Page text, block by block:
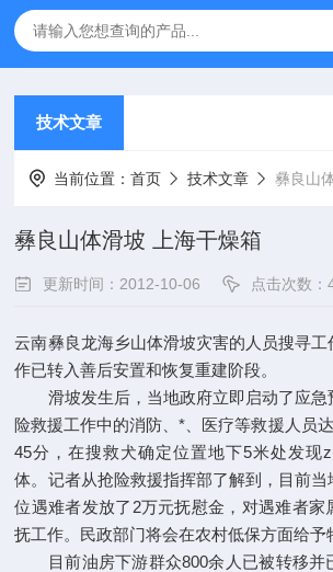
技术文章
当前位置：首页 技术文章 彝良山
彝良山体滑坡 上海干燥箱
更新时间：2012-10-06 点击次数：
云南彝良龙海乡山体滑坡灾害的人员搜寻
作已转入善后安置和恢复重建阶段。
滑坡发生后，当地政府立即启动了应急
险救援工作中的消防、*、医疗等救援人员
45分，在搜救犬确定位置地下5米处发现
体。记者从抢险救援指挥部了解到，目前
位遇难者发放了2万元抚慰金，对遇难者家
抚工作。民政部门将会在农村低保方面给予
目前油房下游群众800余人已被转移并